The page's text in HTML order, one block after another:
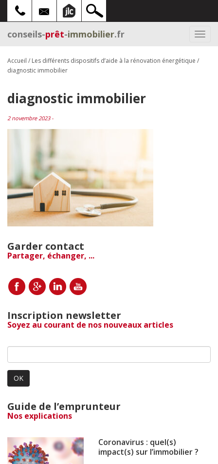
conseils-prêt-immobilier.fr
Accueil / Les différents dispositifs d’aide à la rénovation énergétique /
diagnostic immobilier
diagnostic immobilier
2 novembre 2023 -
Garder contact
Partager, échanger, ...
Inscription newsletter
Soyez au courant de nos nouveaux articles
OK
Guide de l’emprunteur
Nos explications
Coronavirus : quel(s)
impact(s) sur l’immobilier ?